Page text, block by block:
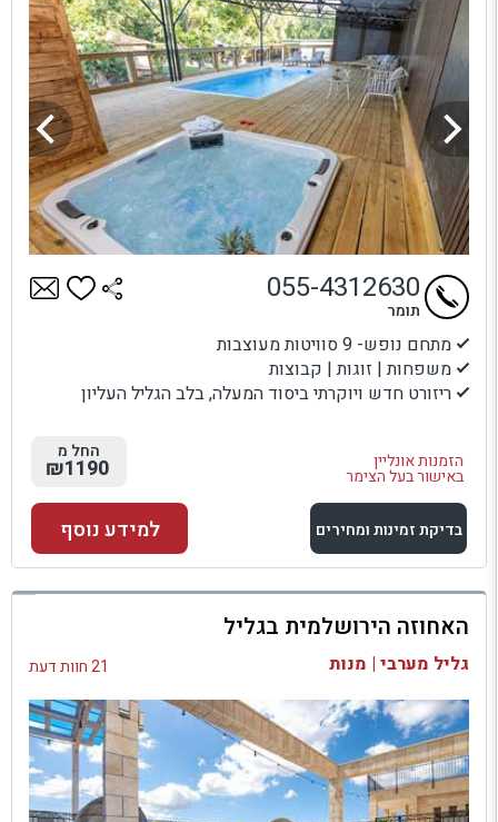
מתחם נופש- 9 סוויטות מעוצבות
משפחות | זוגות | קבוצות
ריזורט חדש ויוקרתי ביסוד המעלה, בלב הגליל העליון
הזמנות אונליין
באישור בעל הצימר
055-4312630
תומר
החל מ
₪1190
בדיקת זמינות ומחירים
למתחם זה
בדיקת זמינות ומחירים
למידע נוסף
האחוזה הירושלמית בגליל
גליל מערבי | מנות 21 חוות דעת